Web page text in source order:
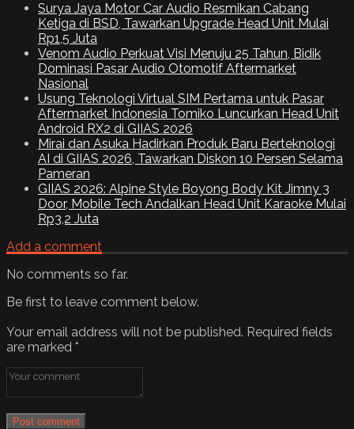
Surya Jaya Motor Car Audio Resmikan Cabang
Ketiga di BSD, Tawarkan Upgrade Head Unit Mulai
Rp1,5 Juta
Venom Audio Perkuat Visi Menuju 25 Tahun, Bidik
Dominasi Pasar Audio Otomotif Aftermarket
Nasional
Usung Teknologi Virtual SIM Pertama untuk Pasar
Aftermarket Indonesia Tomiko Luncurkan Head Unit
Android RX2 di GIIAS 2026
Mirai dan Asuka Hadirkan Produk Baru Berteknologi
AI di GIIAS 2026, Tawarkan Diskon 10 Persen Selama
Pameran
GIIAS 2026: Alpine Style Boyong Body Kit Jimny 3
Door, Mobile Tech Andalkan Head Unit Karaoke Mulai
Rp3,2 Juta
Add a comment
No comments so far.
Be first to leave comment below.
Your email address will not be published. Required fields
are marked *
Post comment